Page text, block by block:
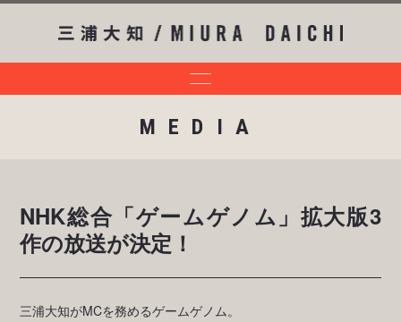
MEDIA
NHK総合「ゲームゲノム」拡大版3
作の放送が決定！
三浦大知がMCを務めるゲームゲノム。